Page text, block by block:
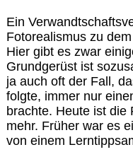
Ein
Fotorealismus zu
Hier gibt es zwar
Grundgerüst ist
ja auch oft der Fall,
folgte, immer nur
brachte. Heute ist die
mehr. Früher war es
von einem